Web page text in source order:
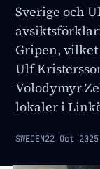
Sverige och
Gripen,
Ulf
Volodymyr
lokaler i
SWEDEN22 Oct 2025